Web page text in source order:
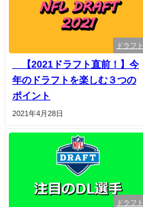
ドラフト
【2021ドラフト直前！】今
年のドラフトを楽しむ３つの
ポイント
2021年4月28日
ドラフト